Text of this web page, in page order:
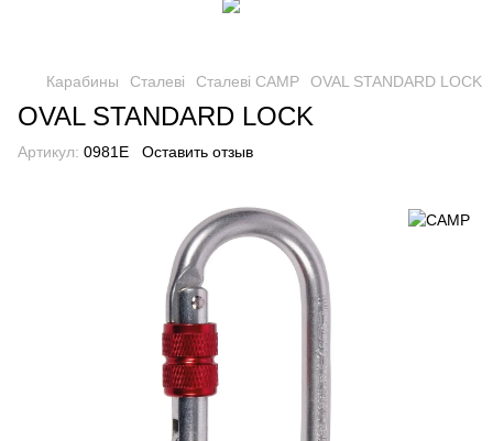
Карабины Сталеві Сталеві CAMP OVAL STANDARD LOCK
OVAL STANDARD LOCK
Артикул: 0981E Оставить отзыв